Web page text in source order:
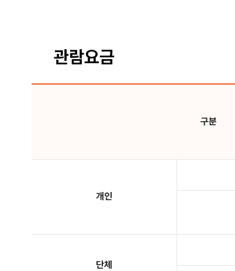
관람요금
구분
개인
단체